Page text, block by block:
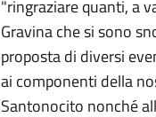
"ringraziare quanti, a
Gravina che si sono
proposta di diversi
ai componenti della
Santonocito nonché